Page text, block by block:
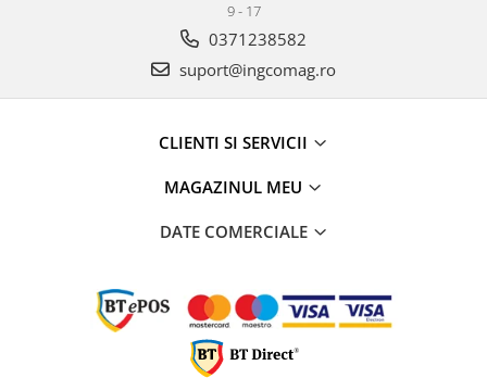
9 - 17
0371238582
suport@ingcomag.ro
CLIENTI SI SERVICII
MAGAZINUL MEU
DATE COMERCIALE